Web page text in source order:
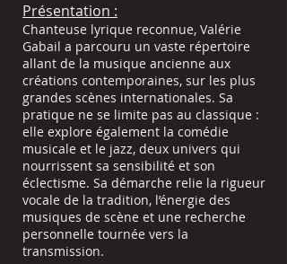
Présentation :
Chanteuse lyrique reconnue, Valérie
Gabail a parcouru un vaste répertoire
allant de la musique ancienne aux
créations contemporaines, sur les plus
grandes scènes internationales. Sa
pratique ne se limite pas au classique :
elle explore également la comédie
musicale et le jazz, deux univers qui
nourrissent sa sensibilité et son
éclectisme. Sa démarche relie la rigueur
vocale de la tradition, l’énergie des
musiques de scène et une recherche
personnelle tournée vers la
transmission.